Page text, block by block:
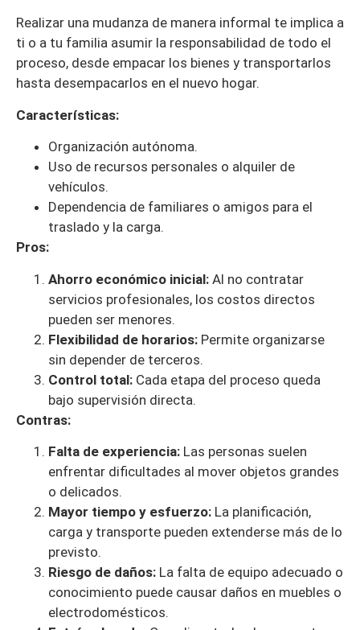
Realizar una mudanza de manera informal te implica a
ti o a tu familia asumir la responsabilidad de todo el
proceso, desde empacar los bienes y transportarlos
hasta desempacarlos en el nuevo hogar.
Características:
Organización autónoma.
Uso de recursos personales o alquiler de
vehículos.
Dependencia de familiares o amigos para el
traslado y la carga.
Pros:
Ahorro económico inicial: Al no contratar
servicios profesionales, los costos directos
pueden ser menores.
Flexibilidad de horarios: Permite organizarse
sin depender de terceros.
Control total: Cada etapa del proceso queda
bajo supervisión directa.
Contras:
Falta de experiencia: Las personas suelen
enfrentar dificultades al mover objetos grandes
o delicados.
Mayor tiempo y esfuerzo: La planificación,
carga y transporte pueden extenderse más de lo
previsto.
Riesgo de daños: La falta de equipo adecuado o
conocimiento puede causar daños en muebles o
electrodomésticos.